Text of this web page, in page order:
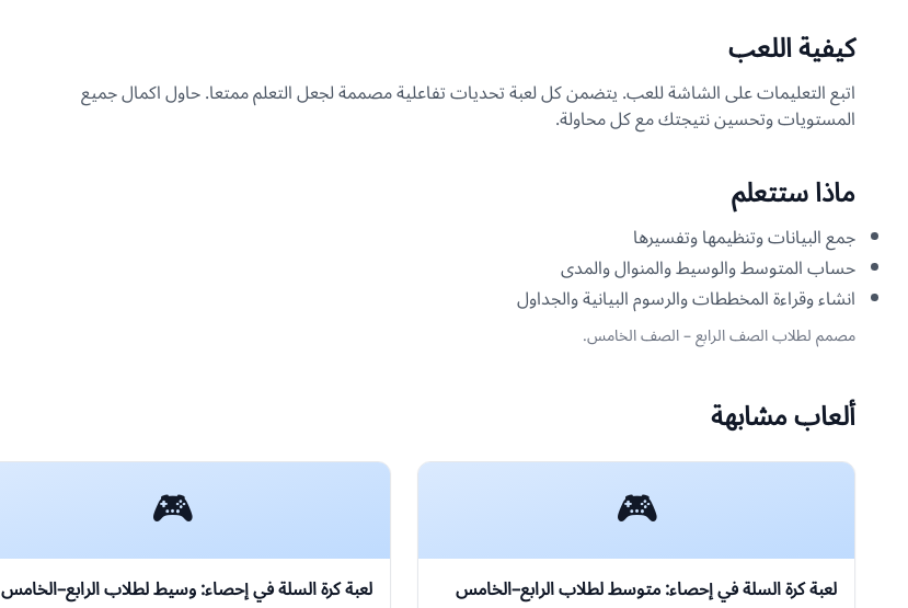
كيفية اللعب
اتبع التعليمات على الشاشة للعب. يتضمن كل لعبة تحديات تفاعلية مصممة لجعل التعلم ممتعا. حاول اكمال جميع
المستويات وتحسين نتيجتك مع كل محاولة.
ماذا ستتعلم
جمع البيانات وتنظيمها وتفسيرها
حساب المتوسط والوسيط والمنوال والمدى
انشاء وقراءة المخططات والرسوم البيانية والجداول
مصمم لطلاب الصف الرابع – الصف الخامس.
ألعاب مشابهة
🎮
لعبة كرة السلة في إحصاء: متوسط لطلاب الرابع–الخامس
🎮
لعبة كرة السلة في إحصاء: وسيط لطلاب الرابع–الخامس